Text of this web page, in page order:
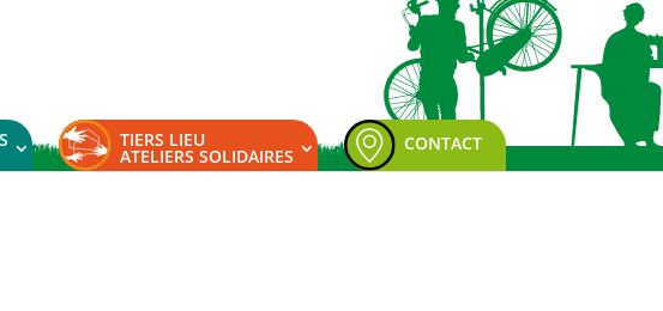
TIERS LIEU
ATELIERS SOLIDAIRES
CONTACT